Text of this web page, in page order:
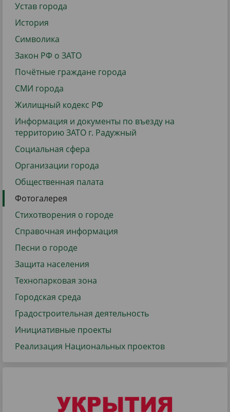
Устав города
История
Символика
Закон РФ о ЗАТО
Почётные граждане города
СМИ города
Жилищный кодекс РФ
Информация и документы по въезду на
территорию ЗАТО г. Радужный
Социальная сфера
Организации города
Общественная палата
Фотогалерея
Стихотворения о городе
Справочная информация
Песни о городе
Защита населения
Технопарковая зона
Городская среда
Градостроительная деятельность
Инициативные проекты
Реализация Национальных проектов